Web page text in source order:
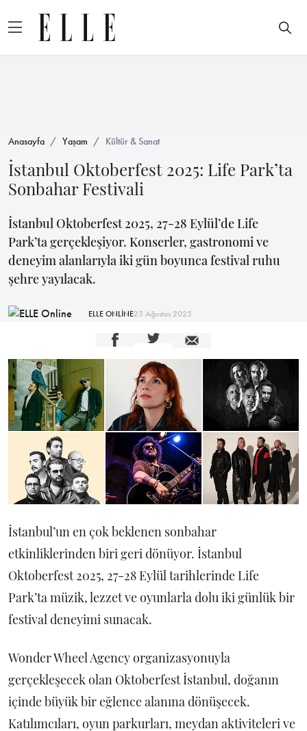
Anasayfa Yaşam Kültür & Sanat
İstanbul Oktoberfest 2025: Life Park’ta
Sonbahar Festivali
İstanbul Oktoberfest 2025, 27-28 Eylül’de Life
Park’ta gerçekleşiyor. Konserler, gastronomi ve
deneyim alanlarıyla iki gün boyunca festival ruhu
şehre yayılacak.
ELLE ONLİNE23 Ağustos 2025
İstanbul’un en çok beklenen sonbahar
etkinliklerinden biri geri dönüyor. İstanbul
Oktoberfest 2025, 27-28 Eylül tarihlerinde Life
Park’ta müzik, lezzet ve oyunlarla dolu iki günlük bir
festival deneyimi sunacak.
Wonder Wheel Agency organizasyonuyla
gerçekleşecek olan Oktoberfest İstanbul, doğanın
içinde büyük bir eğlence alanına dönüşecek.
Katılımcıları, oyun parkurları, meydan aktiviteleri ve